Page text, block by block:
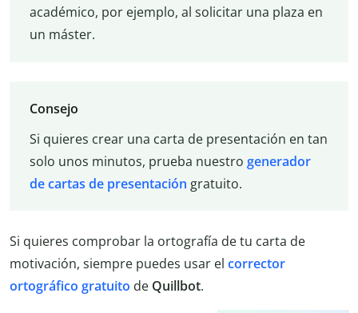
académico, por ejemplo, al solicitar una plaza en
un máster.
Consejo
Si quieres crear una carta de presentación en tan
solo unos minutos, prueba nuestro generador
de cartas de presentación gratuito.
Si quieres comprobar la ortografía de tu carta de
motivación, siempre puedes usar el corrector
ortográfico gratuito de Quillbot.